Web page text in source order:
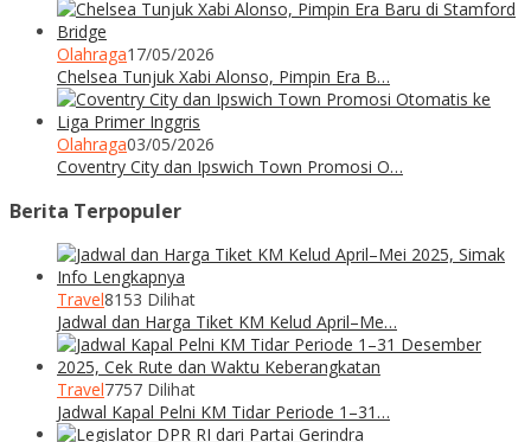
Olahraga17/05/2026
Chelsea Tunjuk Xabi Alonso, Pimpin Era B…
Olahraga03/05/2026
Coventry City dan Ipswich Town Promosi O…
Berita Terpopuler
Travel8153 Dilihat
Jadwal dan Harga Tiket KM Kelud April–Me…
Travel7757 Dilihat
Jadwal Kapal Pelni KM Tidar Periode 1–31…